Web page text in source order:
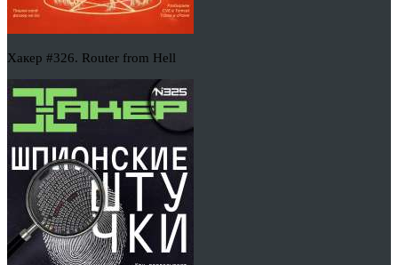
Хакер #326. Router from Hell